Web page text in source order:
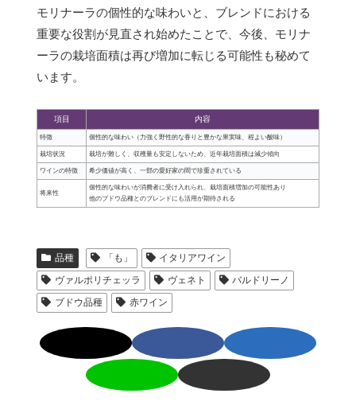
モリナーラの個性的な味わいと、ブレンドにおける
重要な役割が見直され始めたことで、今後、モリナ
ーラの栽培面積は再び増加に転じる可能性も秘めて
います。
項目 内容
特徴 個性的な味わい（力強く野性的な香りと豊かな果実味、程よい酸味）
栽培状況 栽培が難しく、収穫量も安定しないため、近年栽培面積は減少傾向
ワインの特徴 希少価値が高く、一部の愛好家の間で珍重されている
将来性
個性的な味わいが消費者に受け入れられ、栽培面積増加の可能性あり
他のブドウ品種とのブレンドにも活用が期待される
品種 「も」
イタリアワイン
ヴァルポリチェッラ
ヴェネト
バルドリーノ
ブドウ品種
赤ワイン